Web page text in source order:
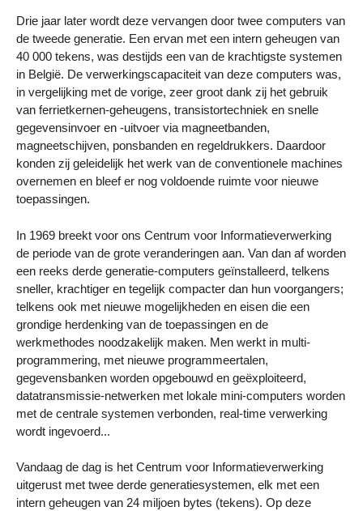
Drie jaar later wordt deze vervangen door twee computers van
de tweede generatie. Een ervan met een intern geheugen van
40 000 tekens, was destijds een van de krachtigste systemen
in België. De verwerkingscapaciteit van deze computers was,
in vergelijking met de vorige, zeer groot dank zij het gebruik
van ferrietkernen-geheugens, transistortechniek en snelle
gegevensinvoer en -uitvoer via magneetbanden,
magneetschijven, ponsbanden en regeldrukkers. Daardoor
konden zij geleidelijk het werk van de conventionele machines
overnemen en bleef er nog voldoende ruimte voor nieuwe
toepassingen.
In 1969 breekt voor ons Centrum voor Informatieverwerking
de periode van de grote veranderingen aan. Van dan af worden
een reeks derde generatie-computers geïnstalleerd, telkens
sneller, krachtiger en tegelijk compacter dan hun voorgangers;
telkens ook met nieuwe mogelijkheden en eisen die een
grondige herdenking van de toepassingen en de
werkmethodes noodzakelijk maken. Men werkt in multi-
programmering, met nieuwe programmeertalen,
gegevensbanken worden opgebouwd en geëxploiteerd,
datatransmissie-netwerken met lokale mini-computers worden
met de centrale systemen verbonden, real-time verwerking
wordt ingevoerd...
Vandaag de dag is het Centrum voor Informatieverwerking
uitgerust met twee derde generatiesystemen, elk met een
intern geheugen van 24 miljoen bytes (tekens). Op deze